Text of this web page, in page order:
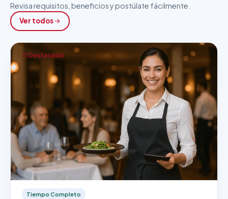
Revisa requisitos, beneficios y postúlate fácilmente.
Ver todos
Destacado
Tiempo Completo